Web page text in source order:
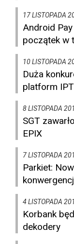
17 LISTOPADA
Android
początek w
10 LISTOPADA
Duża
platform
8 LISTOPADA
SGT
EPIX
7 LISTOPADA
Parkiet:
4 LISTOPADA
Korbank
dekodery